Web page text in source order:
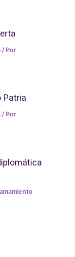
/ Por
Patria
/ Por